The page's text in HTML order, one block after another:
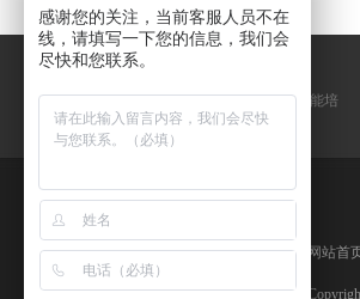
友情链接 康奇特职业技能培
网站首
感谢您的关注，当前客服人员不在
线，请填写一下您的信息，我们会
尽快和您联系。